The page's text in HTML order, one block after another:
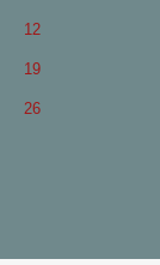
12
19
26